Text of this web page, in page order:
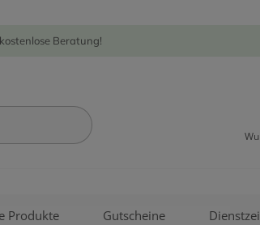
Beratung!
Produkte Gutscheine